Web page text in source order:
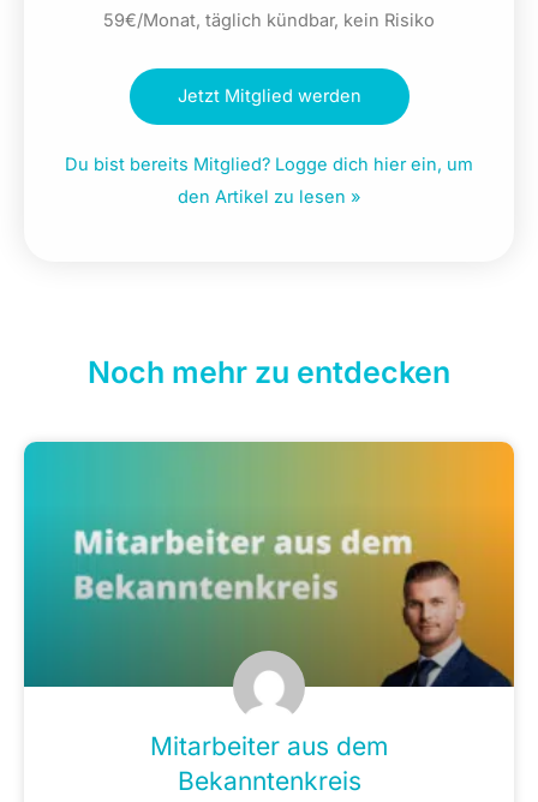
59€/Monat, täglich kündbar, kein Risiko
Jetzt Mitglied werden
Du bist bereits Mitglied? Logge dich hier ein, um
den Artikel zu lesen »
Noch mehr zu entdecken
Mitarbeiter aus dem
Bekanntenkreis